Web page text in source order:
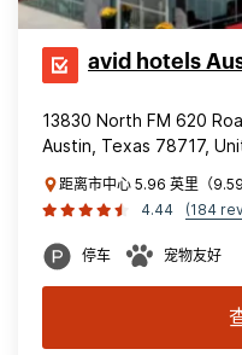
avid hotels
13830 North FM 620
Austin, Texas 78717,
距离市中心 5.96 英里（
4.44
(184
停车 宠物友好